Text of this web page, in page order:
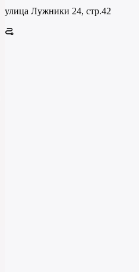
улица Лужники 24, стр.42